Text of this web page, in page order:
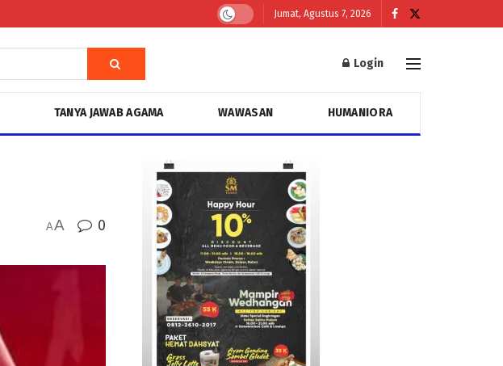
Jumat, Agustus 7, 2026
Login
TANYA JAWAB AGAMA WAWASAN HUMANIORA
AA 0